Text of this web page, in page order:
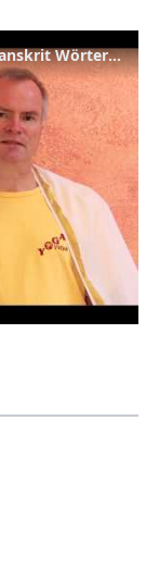
Sthula Sharira - der physische Körper - Sanskrit Wörterbuch.